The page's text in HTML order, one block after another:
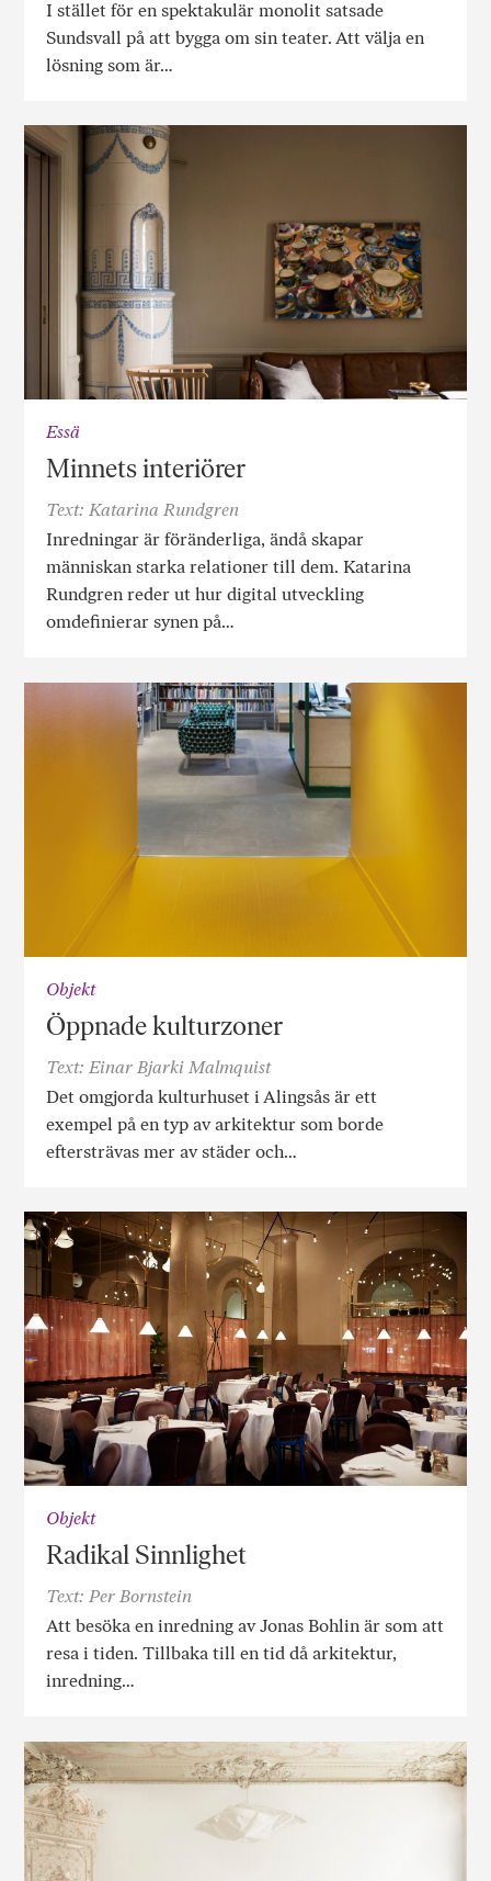
I stället för en spektakulär monolit satsade
Sundsvall på att bygga om sin teater. Att välja en
lösning som är…
Essä
Minnets interiörer
Text: Katarina Rundgren
Inredningar är föränderliga, ändå skapar
människan starka relationer till dem. Katarina
Rundgren reder ut hur digital utveckling
omdefinierar synen på…
Objekt
Öppnade kulturzoner
Text: Einar Bjarki Malmquist
Det omgjorda kulturhuset i Alingsås är ett
exempel på en typ av arkitektur som borde
eftersträvas mer av städer och…
Objekt
Radikal Sinnlighet
Text: Per Bornstein
Att besöka en inredning av Jonas Bohlin är som att
resa i tiden. Tillbaka till en tid då arkitektur,
inredning…